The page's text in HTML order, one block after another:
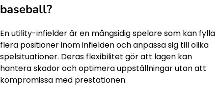
baseball?
En utility-infielder är en mångsidig spelare som kan fylla
flera positioner inom infielden och anpassa sig till olika
spelsituationer. Deras flexibilitet gör att lagen kan
hantera skador och optimera uppställningar utan att
kompromissa med prestationen.